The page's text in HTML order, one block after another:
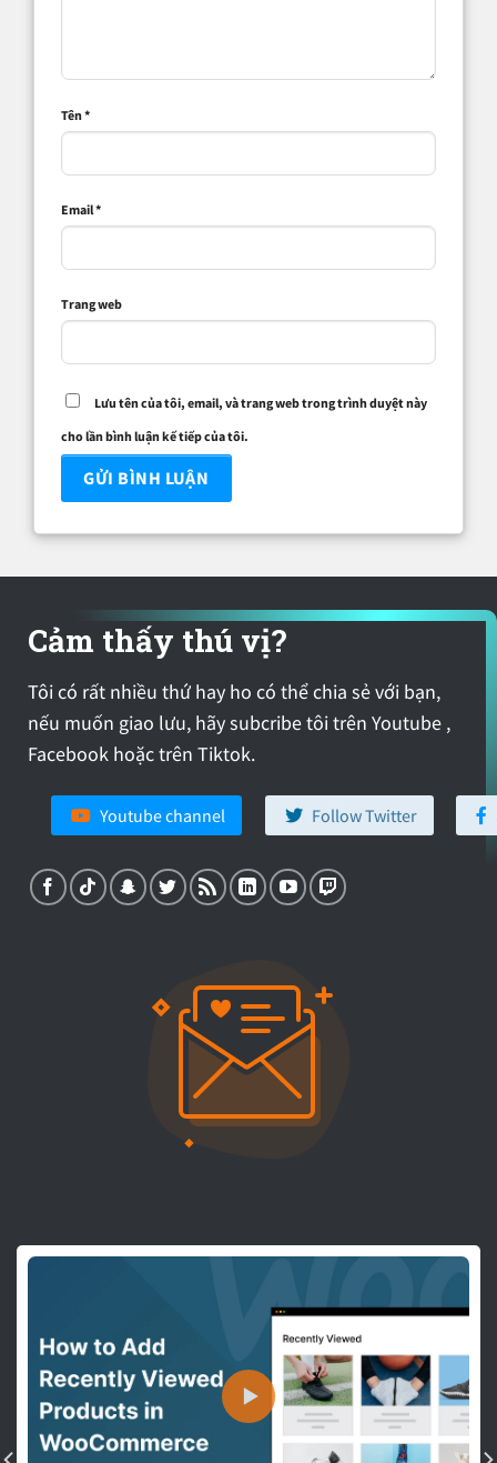
Tên*
Email*
Trang web
Lưu tên của tôi, email, và trang web trong trình duyệt này
cho lần bình luận kế tiếp của tôi.
Cảm thấy thú vị?
Tôi có rất nhiều thứ hay ho có thể chia sẻ với bạn,
nếu muốn giao lưu, hãy subcribe tôi trên Youtube ,
Facebook hoặc trên Tiktok.
Youtube channel Follow Twitter